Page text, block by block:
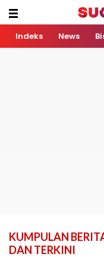
Indeks News
KUMPULAN
DAN TERKINI